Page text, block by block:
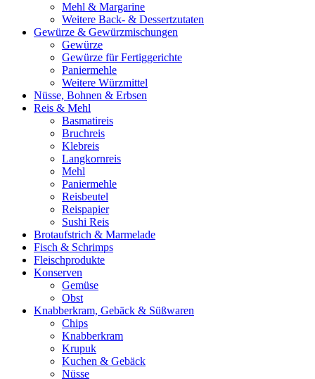
Mehl & Margarine
Weitere Back- & Dessertzutaten
Gewürze & Gewürzmischungen
Gewürze
Gewürze für Fertiggerichte
Paniermehle
Weitere Würzmittel
Nüsse, Bohnen & Erbsen
Reis & Mehl
Basmatireis
Bruchreis
Klebreis
Langkornreis
Mehl
Paniermehle
Reisbeutel
Reispapier
Sushi Reis
Brotaufstrich & Marmelade
Fisch & Schrimps
Fleischprodukte
Konserven
Gemüse
Obst
Knabberkram, Gebäck & Süßwaren
Chips
Knabberkram
Krupuk
Kuchen & Gebäck
Nüsse